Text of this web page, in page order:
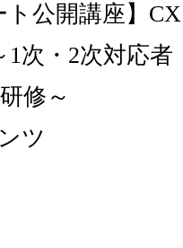
ト公開講座】CX
1次・2次対応者
研修～
ツ